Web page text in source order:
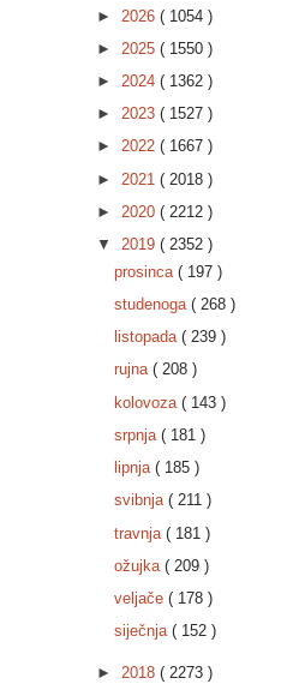
► 2026 ( 1054 )
► 2025 ( 1550 )
► 2024 ( 1362 )
► 2023 ( 1527 )
► 2022 ( 1667 )
► 2021 ( 2018 )
► 2020 ( 2212 )
▼ 2019 ( 2352 )
prosinca ( 197 )
studenoga ( 268 )
listopada ( 239 )
rujna ( 208 )
kolovoza ( 143 )
srpnja ( 181 )
lipnja ( 185 )
svibnja ( 211 )
travnja ( 181 )
ožujka ( 209 )
veljače ( 178 )
siječnja ( 152 )
► 2018 ( 2273 )